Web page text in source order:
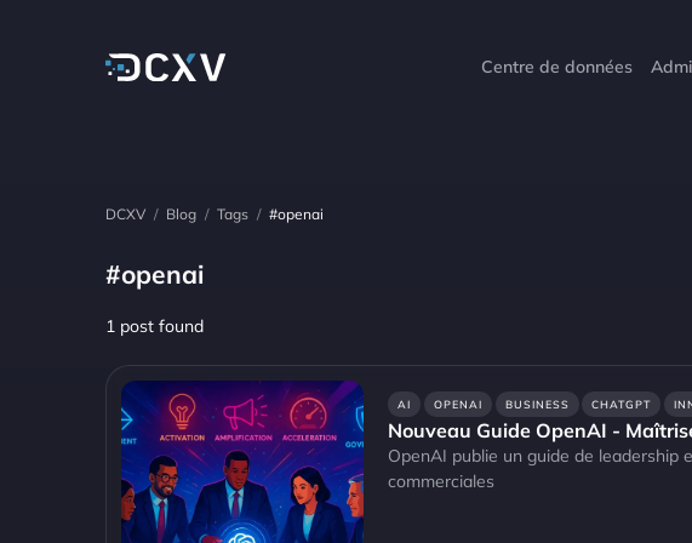
Centre de données
DCXV / Blog / Tags / #openai
#openai
1 post found
AI OPENAI BUSINESS CHATGPT
Nouveau Guide OpenAI -
OpenAI publie un guide de
commerciales